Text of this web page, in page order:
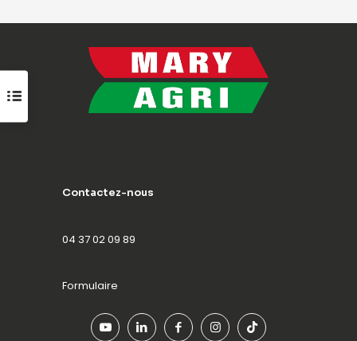
Contactez-nous
04 37 02 09 89
Formulaire